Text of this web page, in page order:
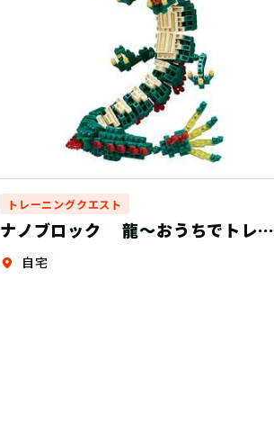
トレーニングクエスト
ナノブロック 龍～おうちでトレー
ニング＋～
自宅